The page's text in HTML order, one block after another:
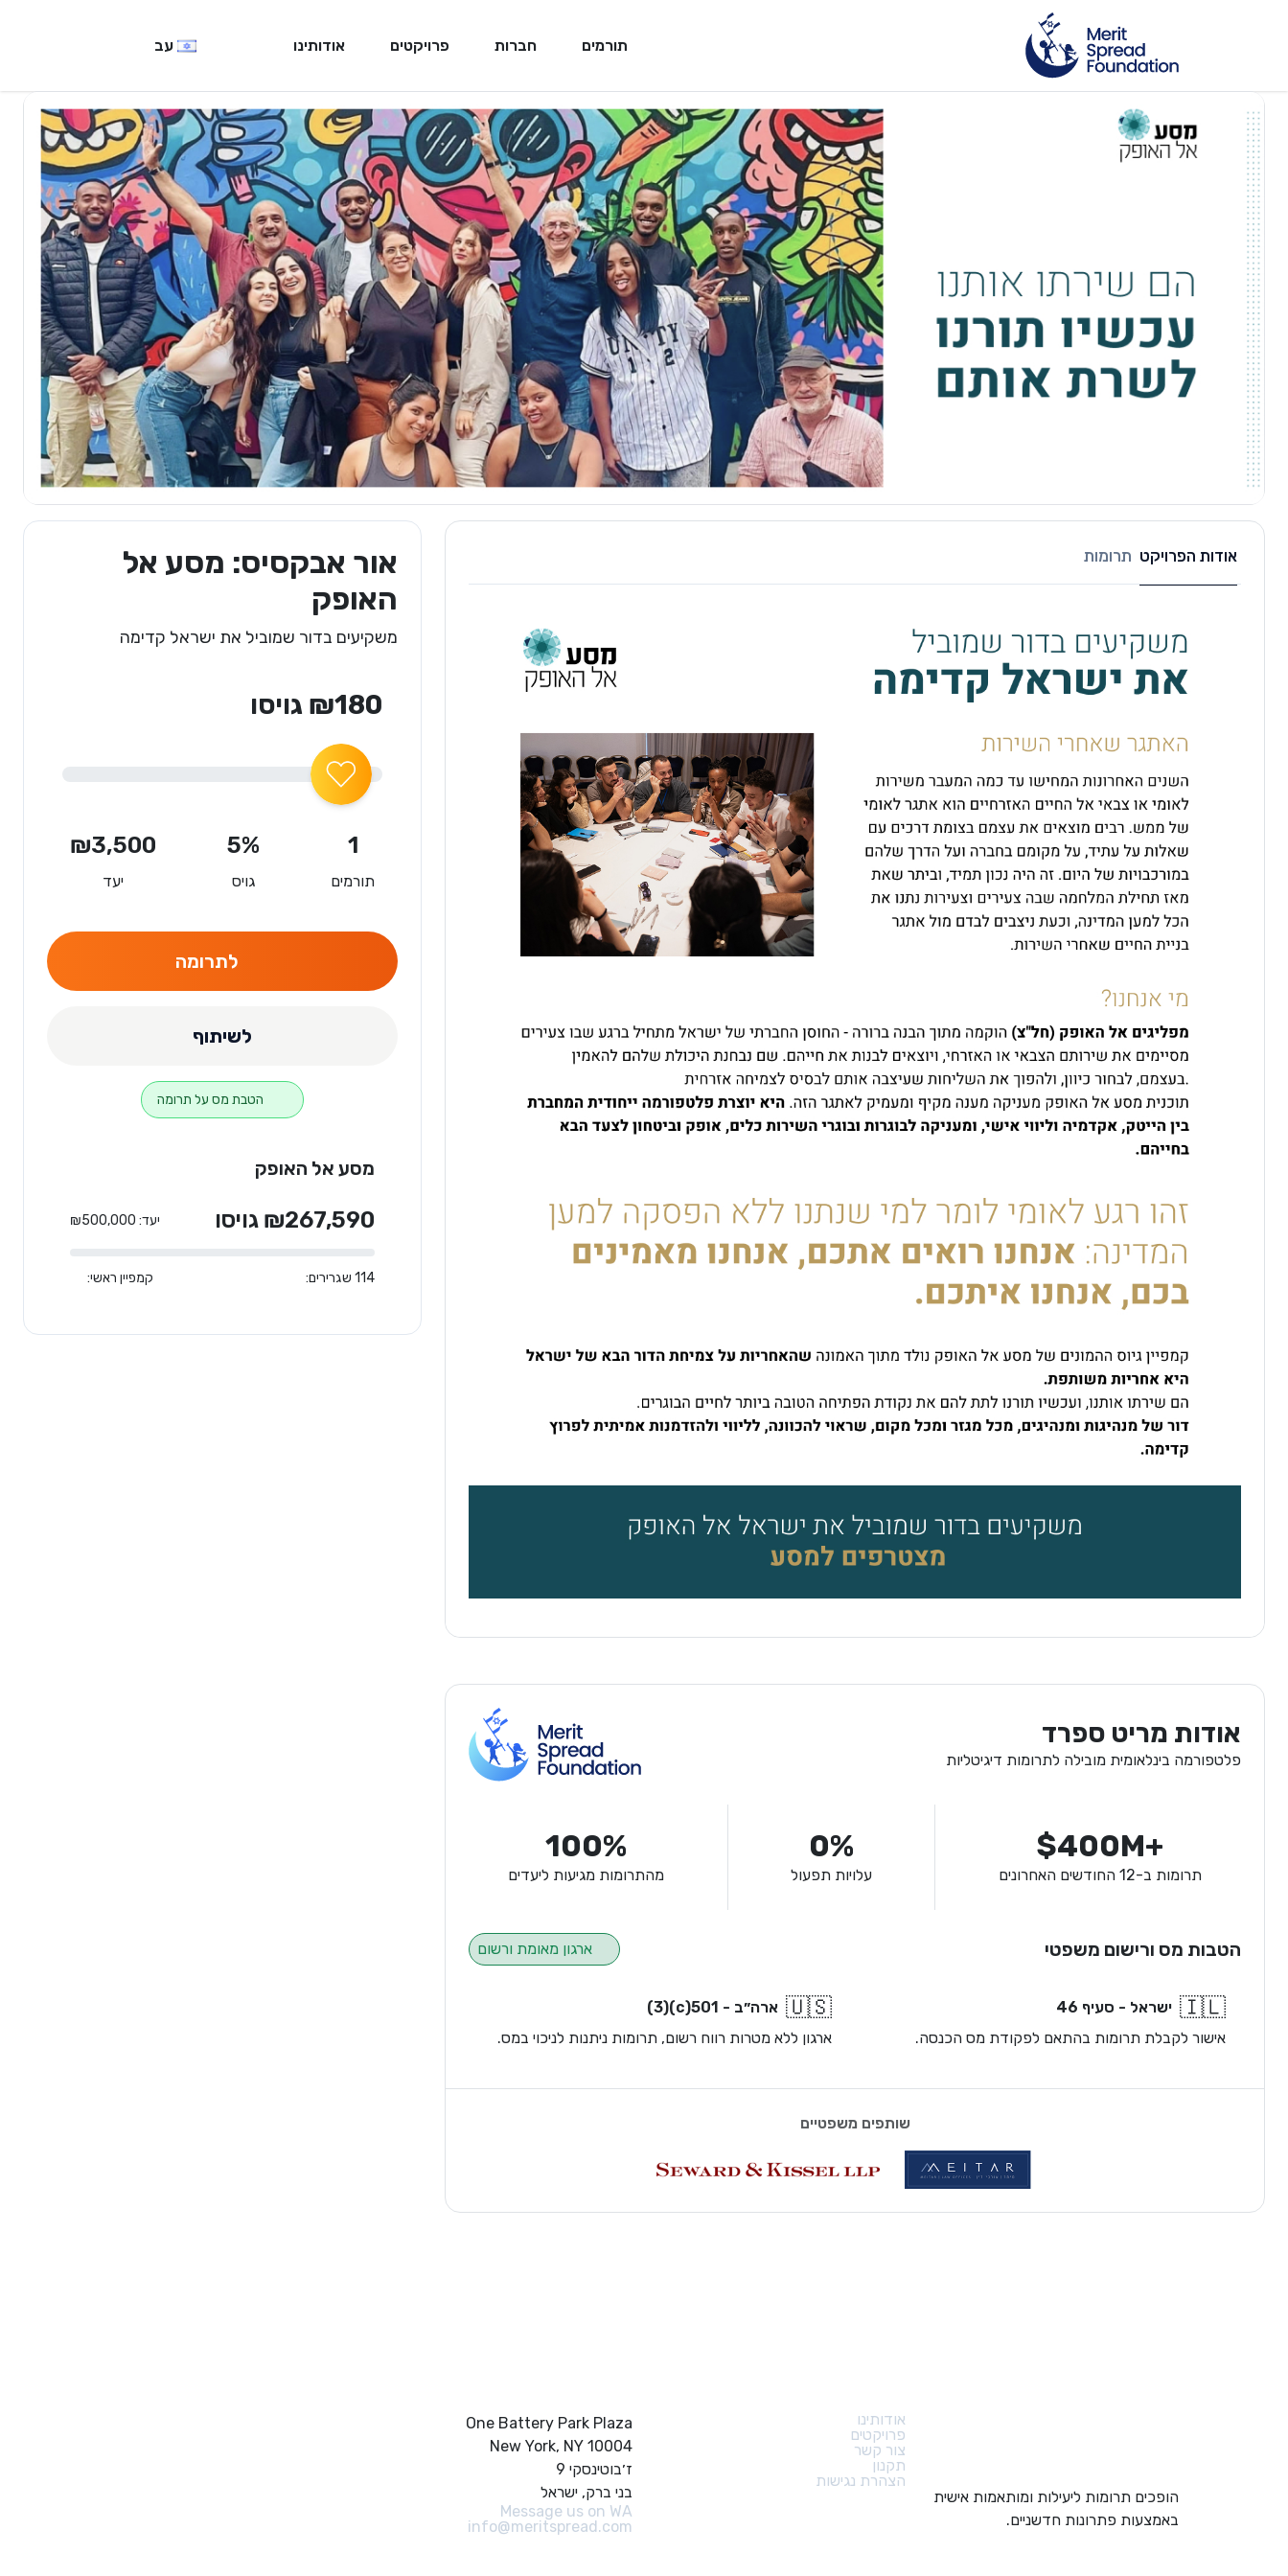
תורמים חברות פרויקטים אודותינו עב
אור אבקסיס: מסע אל
האופק
משקיעים בדור שמוביל את ישראל קדימה
₪180 גויסו
1
תורמים
5%
גויס
₪3,500
יעד
לתרומה
לשיתוף
הטבת מס על תרומה
מסע אל האופק
₪267,590 גויסו יעד: ₪500,000
114 שגרירים: קמפיין ראשי:
אודות הפרויקט תרומות
אודות מריט ספרד
פלטפורמה בינלאומית מובילה לתרומות דיגיטליות
$400M+
תרומות ב-12 החודשים האחרונים
0%
עלויות תפעול
100%
מהתרומות מגיעות ליעדים
הטבות מס ורישום משפטי ארגון מאומת ורשום
🇮🇱 ישראל - סעיף 46
אישור לקבלת תרומות בהתאם לפקודת מס הכנסה.
🇺🇸 ארה״ב - 501(c)(3)
ארגון ללא מטרות רווח רשום, תרומות ניתנות לניכוי במס.
שותפים משפטיים
הופכים תרומות ליעילות ומותאמות אישית
באמצעות פתרונות חדשניים.
אודותינו
פרויקטים
צור קשר
תקנון
הצהרת נגישות
One Battery Park Plaza
New York, NY 10004
ז׳בוטינסקי 9
בני ברק, ישראל
Message us on WA
info@meritspread.com